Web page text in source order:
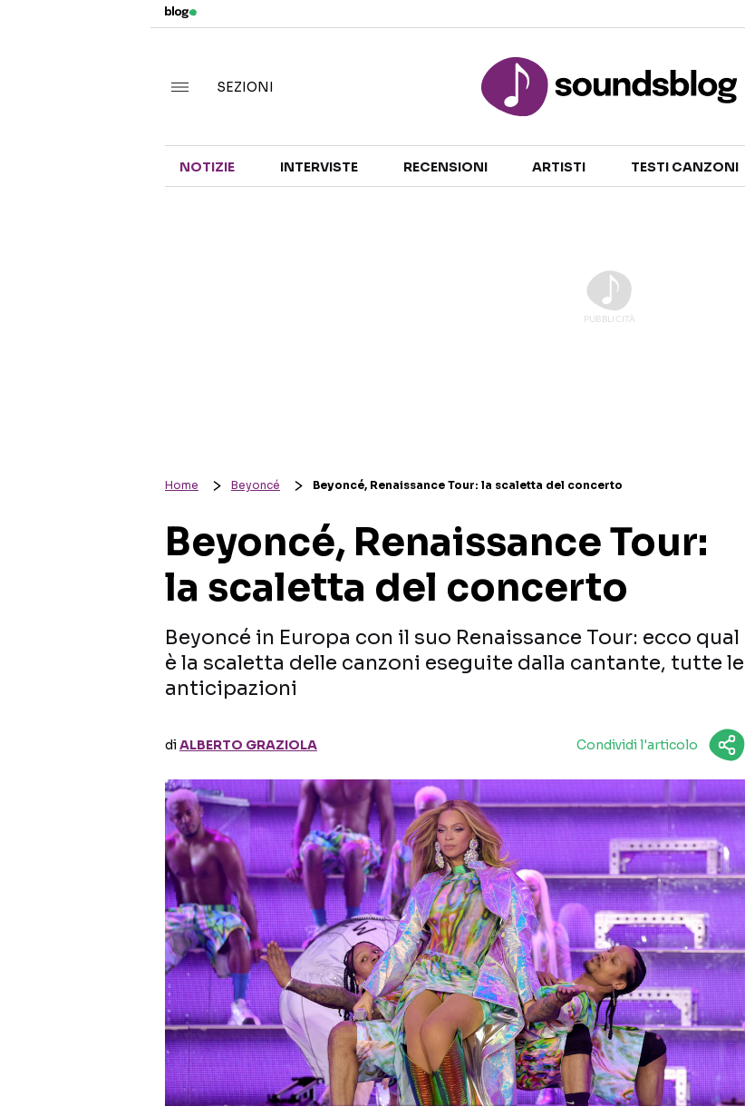
TALENT SHOW
SEZIONI
NOTIZIE INTERVISTE RECENSIONI ARTISTI TESTI CANZONI
Home Beyoncé Beyoncé, Renaissance Tour: la scaletta del concerto
Beyoncé, Renaissance Tour:
la scaletta del concerto
Beyoncé in Europa con il suo Renaissance Tour: ecco qual
è la scaletta delle canzoni eseguite dalla cantante, tutte le
anticipazioni
diALBERTO GRAZIOLA Condividi l'articolo